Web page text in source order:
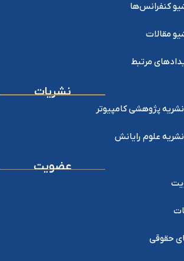
کنفرانس‌ها
مقالات
مرتبط
نشریات
نشریه پژوهشی کامپیوتر
نشریه علوم رایانش
عضویت
حقوقی